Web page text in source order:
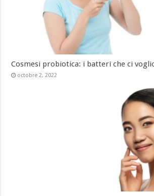
Cosmesi probiotica: i batteri che ci
octobre 2, 2022